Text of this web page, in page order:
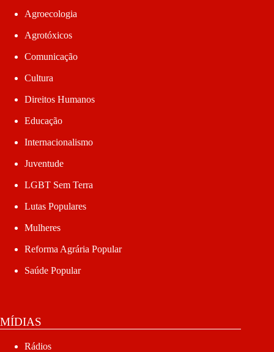
Agroecologia
Agrotóxicos
Comunicação
Cultura
Direitos Humanos
Educação
Internacionalismo
Juventude
LGBT Sem Terra
Lutas Populares
Mulheres
Reforma Agrária Popular
Saúde Popular
MÍDIAS
Rádios